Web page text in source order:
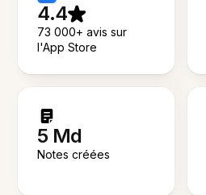
4.4
73 000+ avis sur
l'App Store
5 Md
Notes créées